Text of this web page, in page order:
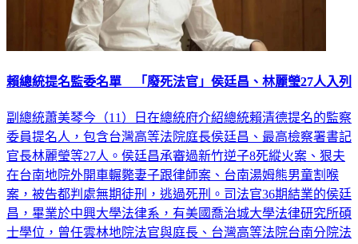
賴總統提名監委名單 「廢死法官」侯廷昌、林麗瑩27人入列
副總統蕭美琴今（11）日在總統府介紹總統賴清德提名的監察
委員提名人，包含台灣高等法院庭長侯廷昌、最高檢察署書記
官長林麗瑩等27人。侯廷昌承審過新竹逆子8死縱火案、狠夫
在台南地院外開車輾斃妻子跟律師案、台南湯姆熊男童割喉
案，被告都判處無期徒刑，逃過死刑。司法官36期結業的侯廷
昌，畢業於中興大學法律系，有美國喬治城大學法律研究所碩
士學位，曾任雲林地院法官與庭長、台灣高等法院台南分院法